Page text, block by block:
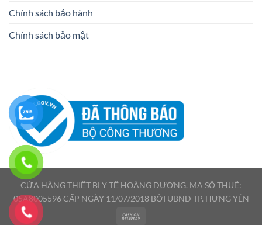
Chính sách bảo hành
Chính sách bảo mật
CỬA HÀNG THIẾT BỊ Y TẾ HOÀNG DƯƠNG. MÃ SỐ THUẾ:
05A8005596 CẤP NGÀY 11/07/2018 BỞI UBND TP. HƯNG YÊN